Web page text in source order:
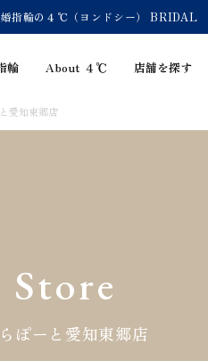
指輪の４℃（ヨンドシー） BRIDAL
輪 About ４℃ 店舗を探す
愛知東郷店
Store
ぽーと愛知東郷店